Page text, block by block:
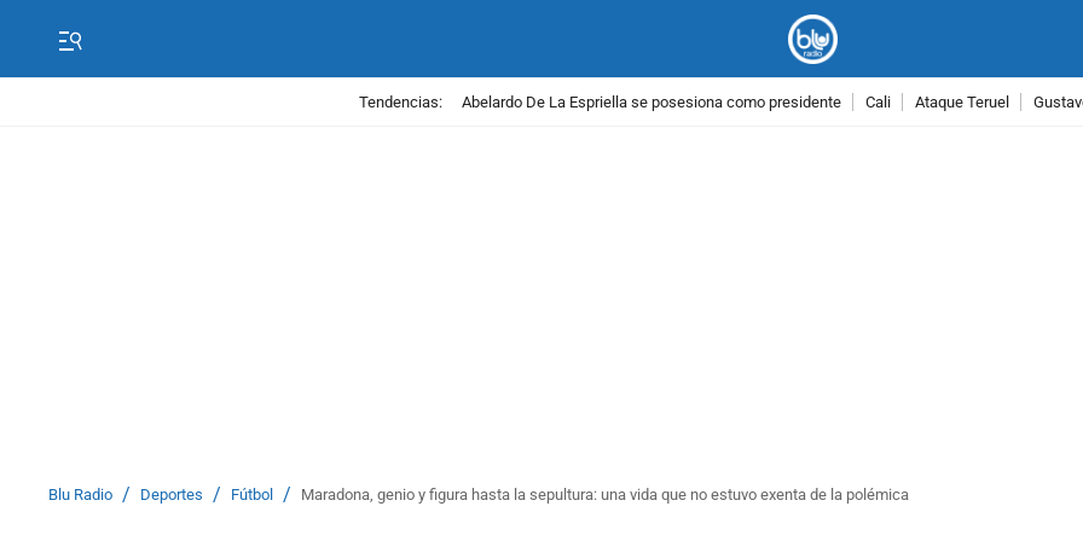
Tendencias: Abelardo De La Espriella se posesiona como presidente Cali Ataque Teruel
Blu Radio / Deportes / Fútbol / Maradona, genio y figura hasta la sepultura: una vida que no estuvo exenta de la polémica